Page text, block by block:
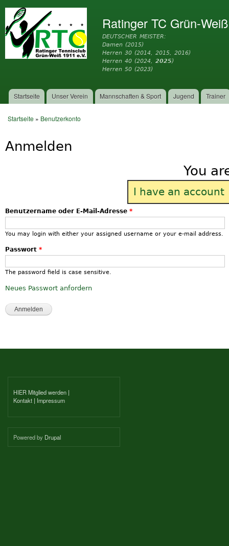
Ratinger TC Grün-
DEUTSCHER MEISTER:
Damen (2015)
Herren 30 (2014, 2015, 2016)
Herren 40 (2024,2025)
Herren 50 (2023)
Hauptmenü
Startseite Unser Verein Mannschaften & Sport Jugend Trainer
Startseite » Benutzerkonto
Anmelden
You
I have an account
Benutzername oder E-Mail-Adresse *
You may login with either your assigned username or your e-mail address.
Passwort *
The password field is case sensitive.
Neues Passwort anfordern
HIER Mitglied werden |
Kontakt | Impressum
Powered by Drupal